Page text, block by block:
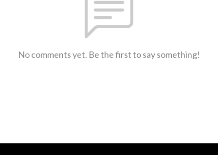
No comments yet. Be the first to say something!